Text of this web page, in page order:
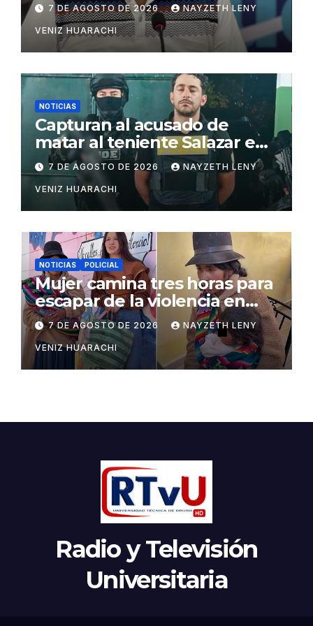
7 DE AGOSTO DE 2026 NAYZETH LENY
VENIZ HUARACHI
NOTICIAS
Capturan al acusado de
matar al teniente Salazar en
San Matías
7 DE AGOSTO DE 2026 NAYZETH LENY
VENIZ HUARACHI
NOTICIAS POLICIAL
Mujer camina tres horas para
escapar de la violencia en
Potosí
7 DE AGOSTO DE 2026 NAYZETH LENY
VENIZ HUARACHI
Radio y Televisión
Universitaria